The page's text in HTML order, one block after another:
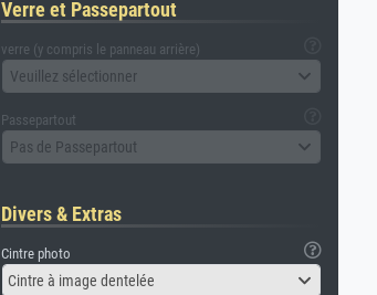
Verre et Passepartout
verre (y compris le panneau arrière)
Veuillez sélectionner
Passepartout
Pas de Passepartout
Divers & Extras
Cintre photo
Cintre à image dentelée